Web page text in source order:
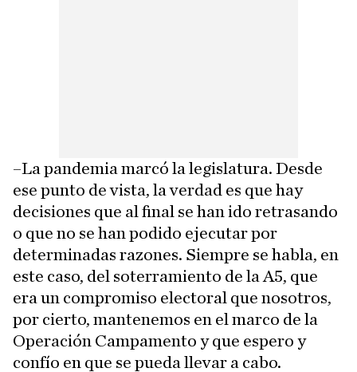
–La pandemia marcó la legislatura. Desde
ese punto de vista, la verdad es que hay
decisiones que al final se han ido retrasando
o que no se han podido ejecutar por
determinadas razones. Siempre se habla, en
este caso, del soterramiento de la A5, que
era un compromiso electoral que nosotros,
por cierto, mantenemos en el marco de la
Operación Campamento y que espero y
confío en que se pueda llevar a cabo.